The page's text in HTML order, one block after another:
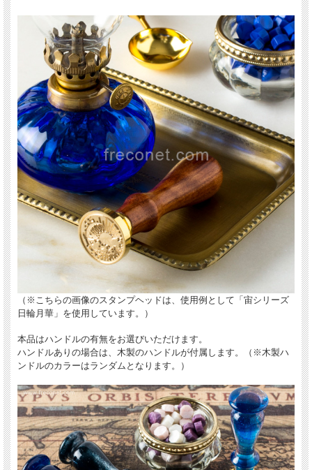
（※こちらの画像のスタンプヘッドは、使用例として「宙シリーズ
日輪月華」を使用しています。）
本品はハンドルの有無をお選びいただけます。
ハンドルありの場合は、木製のハンドルが付属します。（※木製ハ
ンドルのカラーはランダムとなります。）